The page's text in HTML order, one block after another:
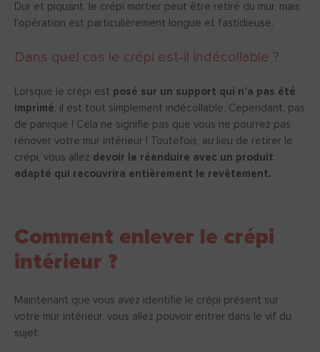
Dur et piquant, le crépi mortier peut être retiré du mur, mais
l’opération est particulièrement longue et fastidieuse.
Dans quel cas le crépi est-il indécollable ?
Lorsque le crépi est posé sur un support qui n’a pas été
imprimé , il est tout simplement indécollable. Cependant, pas
de panique ! Cela ne signifie pas que vous ne pourrez pas
rénover votre mur intérieur ! Toutefois, au lieu de retirer le
crépi, vous allez devoir le réenduire avec un produit
adapté qui recouvrira entièrement le revêtement.
Comment enlever le crépi
intérieur ?
Maintenant que vous avez identifié le crépi présent sur
votre mur intérieur, vous allez pouvoir entrer dans le vif du
sujet.